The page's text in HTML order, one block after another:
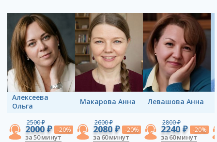
Алексеева
Ольга
2500 ₽
2000 ₽ -20%
за 50 минут
Макарова Анна
2600 ₽
2080 ₽ -20%
за 60 минут
Левашова Анна
2800 ₽
2240 ₽ -20%
за 60 минут